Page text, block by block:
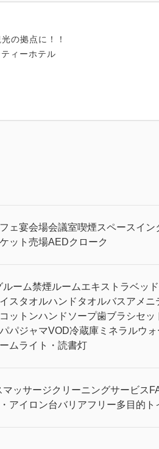
の拠点に！！
ィーホテル
ェ宴会場会議室喫煙スペースイン
ット売場AEDクローク
ルーム禁煙ルームエキストラベッド
スタオルハンドタオルバスアメニ
コットンハンドソープ歯ブラシセッ
パジャマVOD冷蔵庫 ミネラルウ
ムライト・読書灯
マッサージクリーニングサービス
アイロン台バリアフリー多目的ト